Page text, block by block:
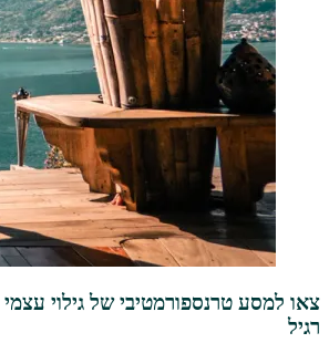
צאו למסע טרנספורמטיבי של גילוי
רגיל